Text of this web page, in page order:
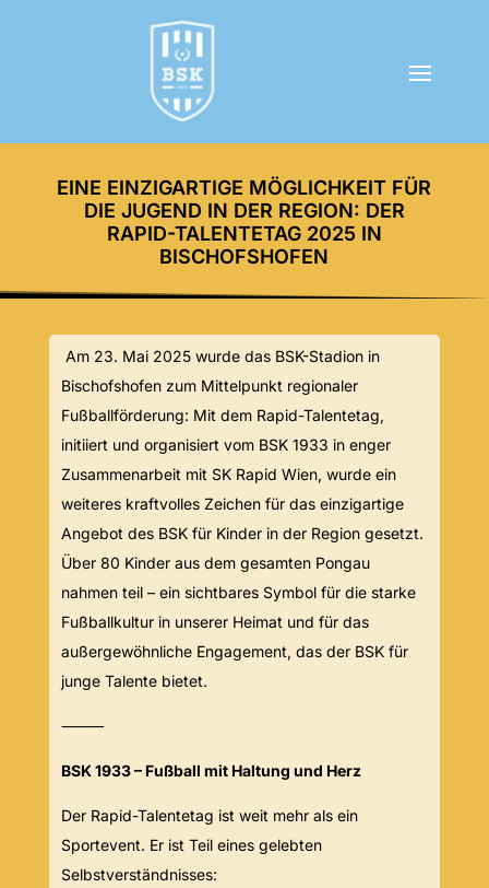
EINE EINZIGARTIGE MÖGLICHKEIT FÜR
DIE JUGEND IN DER REGION: DER
RAPID-TALENTETAG 2025 IN
BISCHOFSHOFEN
Am 23. Mai 2025 wurde das BSK-Stadion in
Bischofshofen zum Mittelpunkt regionaler
Fußballförderung: Mit dem Rapid-Talentetag,
initiiert und organisiert vom BSK 1933 in enger
Zusammenarbeit mit SK Rapid Wien, wurde ein
weiteres kraftvolles Zeichen für das einzigartige
Angebot des BSK für Kinder in der Region gesetzt.
Über 80 Kinder aus dem gesamten Pongau
nahmen teil – ein sichtbares Symbol für die starke
Fußballkultur in unserer Heimat und für das
außergewöhnliche Engagement, das der BSK für
junge Talente bietet.
⸻
BSK 1933 – Fußball mit Haltung und Herz
Der Rapid-Talentetag ist weit mehr als ein
Sportevent. Er ist Teil eines gelebten
Selbstverständnisses: